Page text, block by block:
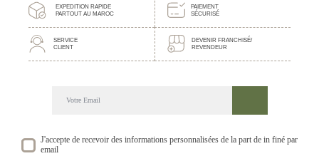
EXPEDITION RAPIDE
PARTOUT AU MAROC
PAIEMENT
SÉCURISÉ
SERVICE
CLIENT
DEVENIR FRANCHISÉ/
REVENDEUR
DECOUVREZ NOTRE NEWSLETTER GOURMANDE
SUIVEZ NOS ACTUALITE ET EVENEMENTS
J'accepte de recevoir des informations personnalisées de la part de in finé par
email